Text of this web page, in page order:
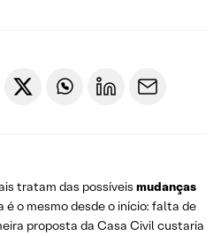
tratam das possíveis mudanças
é o mesmo desde o início: falta de
proposta da Casa Civil custaria